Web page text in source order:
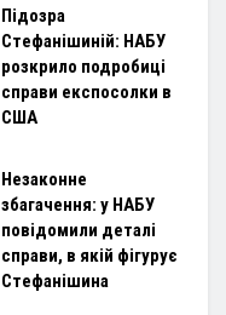
Підозра
Стефанішиній: НАБУ
розкрило подробиці
справи експосолки в
США
Незаконне
збагачення: у НАБУ
повідомили деталі
справи, в якій фігурує
Стефанішина